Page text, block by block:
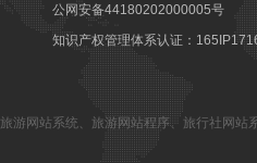
公网安备44180202000005号
知识产权管理体系认证：
旅游网站系统 旅游网站程序、 旅行社网站